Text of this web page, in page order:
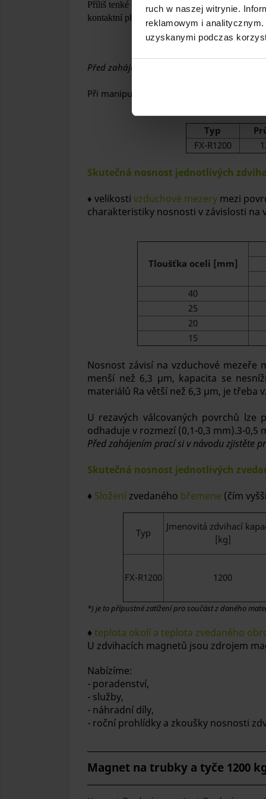
ruch w naszej witrynie.
reklamowym i
uzyskanymi podczas
Příliš tenké obrobky mohou být přitahovány
kontaktní plocha se zvedáky se zmenšuje,
Před zahájením práce je důležité vzít v
Při manipulaci s kulatými díly, jako jsou
Typ
FX-R1200
Skutečná nosnost jednotlivých
♦ velikosti vzduchové mezery mezi
charakteristiky nosnosti v závislosti na
Tloušťka oceli [mm]
40
25
20
15
Nosnost závisí na vzduchové
menší než 6,3 μm, kapacita se
materiálů Ra větší než 6,3 μm, je třeba
U rezavých válcovaných povrchů
odhaduje v rozmezí (0,1-0,3 mm).3-0,5
Před zahájením prací si v návodu zjistěte
Skutečná nosnost jednotlivých
♦ Složenízvedaného břemene (čím
Typ
Jmenovitá zdvihací
[kg]
FX-R1200 1200
*) je to přípustné zatížení pro součást z daného
♦ teplota okolí a teplota zvedaného
U zdvihacích magnetů jsou zdrojem
Nabízíme:
- poradenství,
- služby,
- náhradní díly,
- roční prohlídky a zkoušky nosnosti
Magnet na trubky a tyče 1200